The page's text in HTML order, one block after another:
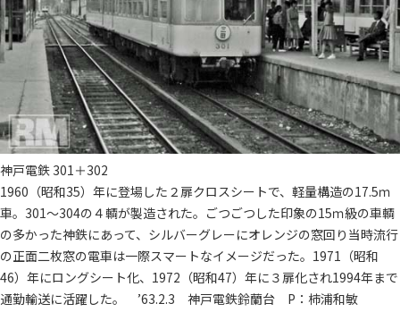
神戸電鉄 301＋302
1960（昭和35）年に登場した２扉クロスシートで、軽量構造の17.5ｍ
車。301～304の４輌が製造された。ごつごつした印象の15ｍ級の車輌
の多かった神鉄にあって、シルバーグレーにオレンジの窓回り当時流行
の正面二枚窓の電車は一際スマートなイメージだった。1971（昭和
46）年にロングシート化、1972（昭和47）年に３扉化され1994年まで
通勤輸送に活躍した。 ’63.2.3 神戸電鉄鈴蘭台 P：柿浦和敏